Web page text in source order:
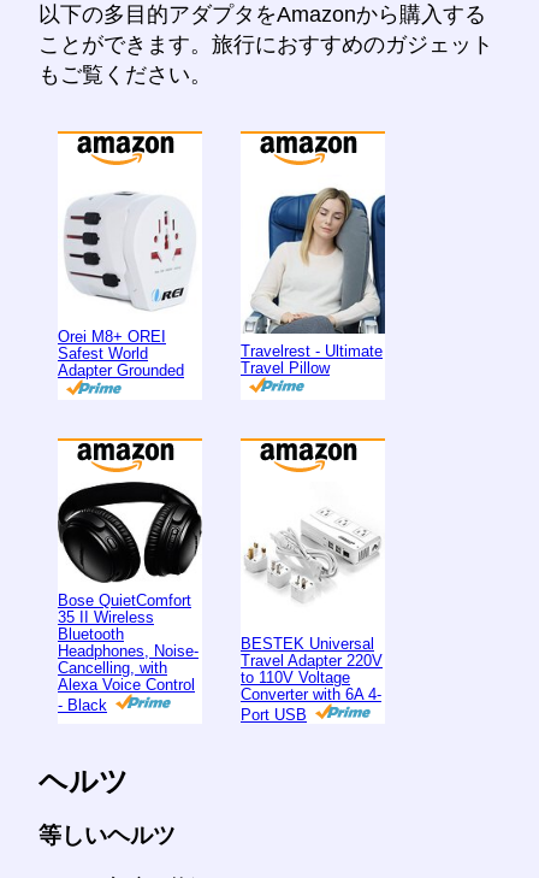
以下の多目的アダプタをAmazonから購入する
ことができます。旅行におすすめのガジェット
もご覧ください。
Orei M8+ OREI
Safest World
Adapter Grounded
Travelrest - Ultimate
Travel Pillow
Bose QuietComfort
35 II Wireless
Bluetooth
Headphones, Noise-
Cancelling, with
Alexa Voice Control
- Black
BESTEK Universal
Travel Adapter 220V
to 110V Voltage
Converter with 6A 4-
Port USB
ヘルツ
等しいヘルツ